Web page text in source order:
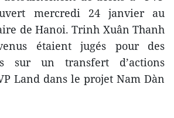
mercredi 24 janvier au
de Hanoi. Trinh Xuân Thanh
​étaient jugés pour des
sur un transfert d’actions
Land dans le projet Nam Dàn